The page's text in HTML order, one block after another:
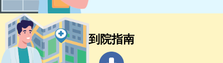
到院指南